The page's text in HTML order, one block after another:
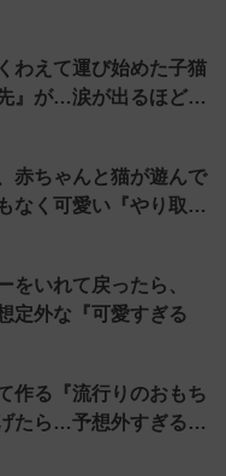
わえて運び始めた子猫
』が…涙が出るほど…
赤ちゃんと猫が遊んで
なく可愛い『やり取…
をいれて戻ったら、
定外な『可愛すぎる
作る『流行りのおもち
たら…予想外すぎる…